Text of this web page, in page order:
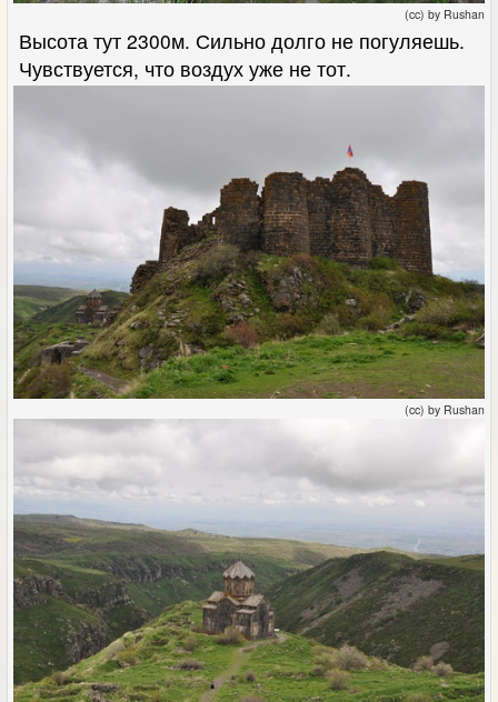
(cc) by Rushan
Высота тут 2300м. Сильно долго не погуляешь.
Чувствуется, что воздух уже не тот.
(cc) by Rushan